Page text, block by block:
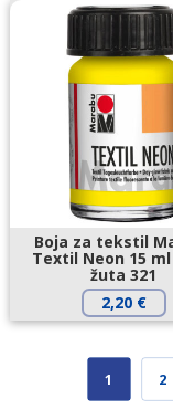
Boja za tekstil
Textil Neon 15
žuta 321
2,20 €
1 2